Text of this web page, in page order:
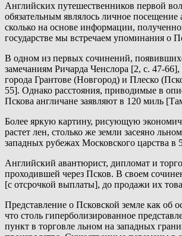
Английских путешественников первой
обязательным являлось личное
сколько на основе информации,
государстве мы встречаем упоминания о
В одном из первых сочинений,
замечаниям Ричарда Ченслора [2, с. 47-
города Грантове (Новгород) и Плеско
55]. Однако расстояния, приводимые в
Пскова англичане заявляют в 120 миль
Более яркую картину, рисующую
растет лен, столько же земли засеяно
западных рубежах Московского царства в
Английский авантюрист, дипломат и
проходившей через Псков. В своем
[с отсрочкой выплаты], до продажи их
Представление о Псковской земле как об
что столь гиперболизированное
пункт в торговле льном на западных